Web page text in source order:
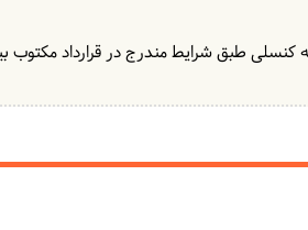
کنسلی طبق شرایط مندرج در قرارداد مکتوب